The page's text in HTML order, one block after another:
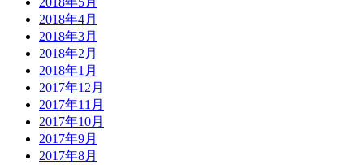
2018年4月
2018年3月
2018年2月
2018年1月
2017年12月
2017年11月
2017年10月
2017年9月
2017年8月